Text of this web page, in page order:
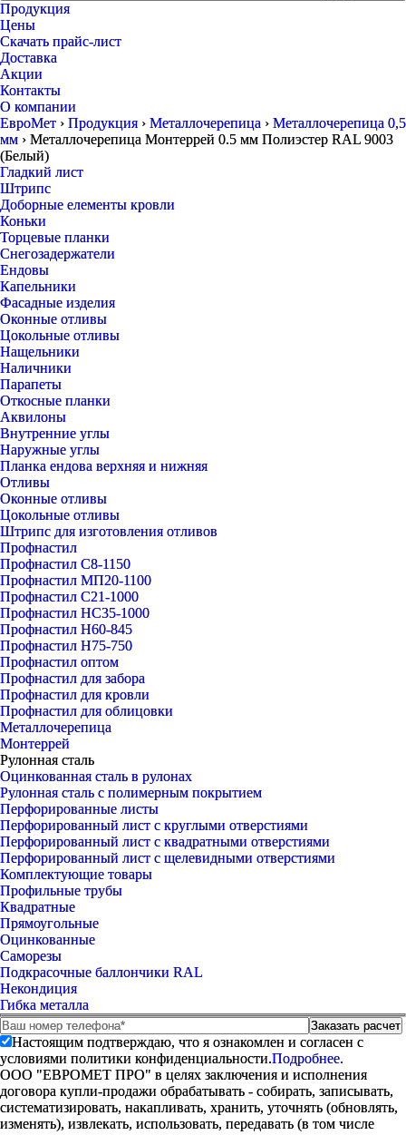
Продукция
Цены
Скачать прайс-лист
Доставка
Акции
Контакты
О компании
ЕвроМет › Продукция › Металлочерепица › Металлочерепица 0,5
мм › Металлочерепица Монтеррей 0.5 мм Полиэстер RAL 9003
(Белый)
Гладкий лист
Штрипс
Доборные елементы кровли
Коньки
Торцевые планки
Снегозадержатели
Ендовы
Капельники
Фасадные изделия
Оконные отливы
Цокольные отливы
Нащельники
Наличники
Парапеты
Откосные планки
Аквилоны
Внутренние углы
Наружные углы
Планка ендова верхняя и нижняя
Отливы
Оконные отливы
Цокольные отливы
Штрипс для изготовления отливов
Профнастил
Профнастил С8-1150
Профнастил МП20-1100
Профнастил С21-1000
Профнастил НС35-1000
Профнастил Н60-845
Профнастил Н75-750
Профнастил оптом
Профнастил для забора
Профнастил для кровли
Профнастил для облицовки
Металлочерепица
Монтеррей
Рулонная сталь
Оцинкованная сталь в рулонах
Рулонная сталь с полимерным покрытием
Перфорированные листы
Перфорированный лист с круглыми отверстиями
Перфорированный лист с квадратными отверстиями
Перфорированный лист с щелевидными отверстиями
Комплектующие товары
Профильные трубы
Квадратные
Прямоугольные
Оцинкованные
Саморезы
Подкрасочные баллончики RAL
Некондиция
Гибка металла
Настоящим подтверждаю, что я ознакомлен и согласен с
условиями политики конфиденциальности.Подробнее.
ООО "ЕВРОМЕТ ПРО" в целях заключения и исполнения
договора купли-продажи обрабатывать - собирать, записывать,
систематизировать, накапливать, хранить, уточнять (обновлять,
изменять), извлекать, использовать, передавать (в том числе